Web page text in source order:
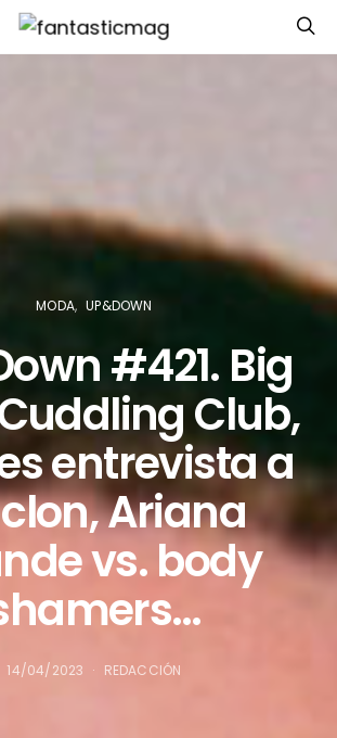
MODA UP&DOWN
#421. Big
Club,
entrevista a
Ariana
vs. body
14/04/2023 REDACCIÓN